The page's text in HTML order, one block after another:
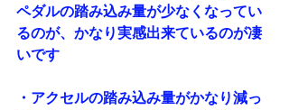
ペダルの踏み込み量が少なくなってい
るのが、かなり実感出来ているのが凄
いです
・アクセルの踏み込み量がかなり減っ